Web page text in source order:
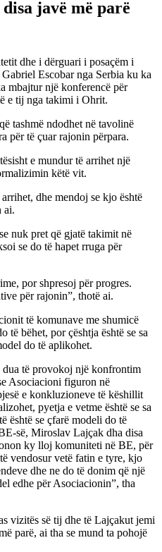
javë më parë
dhe i dërguari i posaçëm i
Escobar nga Serbia ku ka
mbajtur një konferencë për
e tij nga takimi i Ohrit.
tashmë ndodhet në tavolinë
për të çuar rajonin përpara.
e mundur të arrihet një
këtë vit.
dhe mendoj se kjo është
ai.
nuk pret që gjatë takimit në
se do të hapet rruga për
por shpresoj për progres.
për rajonin”, thotë ai.
të komunave me shumicë
të bëhet, por çështja është se sa
do të aplikohet.
të provokoj një konfrontim
Asociacioni figuron në
e konkluzioneve të këshillit
pyetja e vetme është se sa
është se çfarë modeli do të
së, Miroslav Lajçak dha disa
ky lloj komuniteti në BE, për
vendosur vetë fatin e tyre, kjo
dhe ne do të donim që një
edhe për Asociacionin”, tha
vizitës së tij dhe të Lajçakut jemi
parë, ai tha se mund ta pohojë